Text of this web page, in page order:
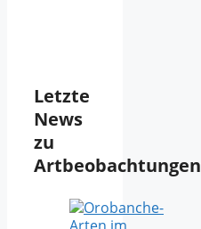
Letzte
News
zu
Artbeobachtungen